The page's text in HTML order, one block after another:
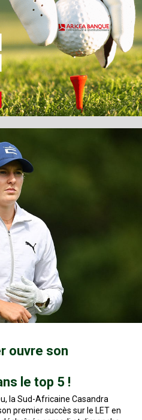
ouvre son
le top 5 !
la Sud-Africaine Casandra
premier succès sur le LET en